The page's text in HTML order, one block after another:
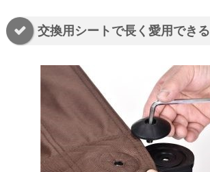
交換用シートで長く愛用できる